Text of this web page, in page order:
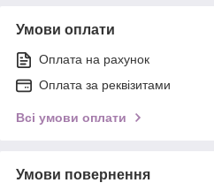
Умови оплати
Оплата на рахунок
Оплата за реквізитами
Всі умови оплати
Умови повернення